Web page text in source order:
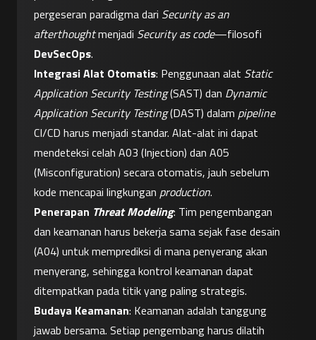
pergeseran paradigma dari Security as an
afterthought menjadi Security as code
DevSecOps.
Integrasi Alat Otomatis: Penggunaan alat Static
Application Security Testing (SAST) dan Dynamic
Application Security Testing (DAST) dalam pipeline
CI/CD harus menjadi standar. Alat-alat ini dapat
mendeteksi celah A03 (Injection) dan A05
(Misconfiguration) secara otomatis, jauh sebelum
kode mencapai lingkungan production.
Penerapan Threat Modeling: Tim pengembangan
dan keamanan harus bekerja sama sejak fase desain
(A04) untuk memprediksi di mana penyerang akan
menyerang, sehingga kontrol keamanan dapat
ditempatkan pada titik yang paling strategis.
Budaya Keamanan: Keamanan adalah tanggung
jawab bersama. Setiap pengembang harus dilatih